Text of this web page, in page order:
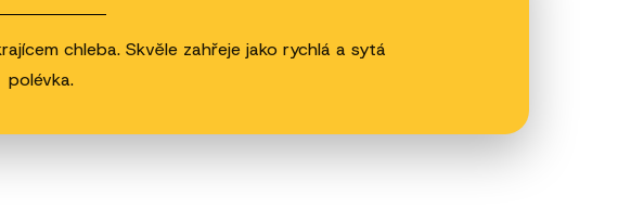
chleba. Skvěle zahřeje jako rychlá a sytá
polévka.